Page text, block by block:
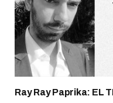
Ray Ray Paprika: EL